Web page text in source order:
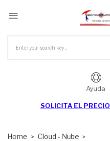

Ayuda
SOLICITA EL
Home
Cloud - Nube